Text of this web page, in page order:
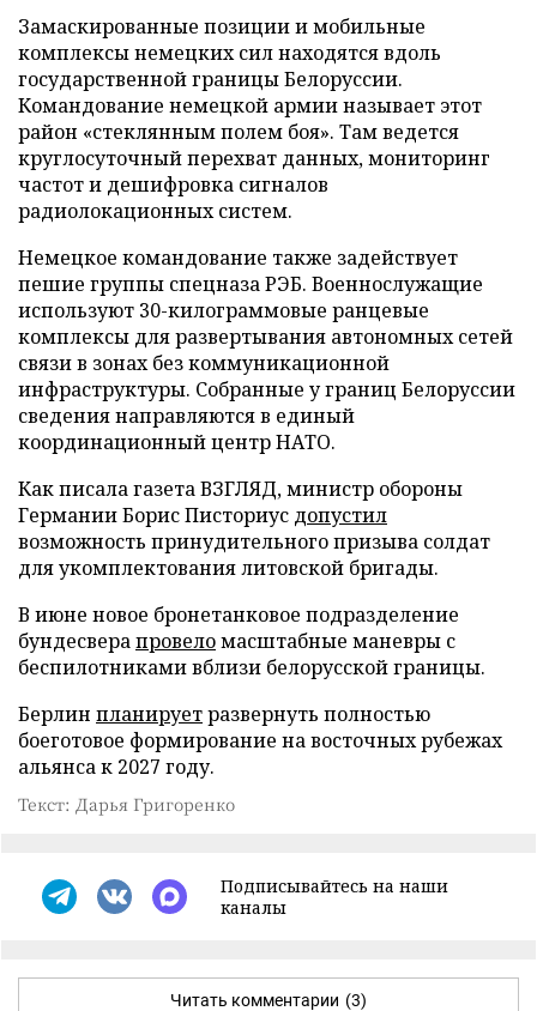
Замаскированные позиции и мобильные
комплексы немецких сил находятся вдоль
государственной границы Белоруссии.
Командование немецкой армии называет этот
район «стеклянным полем боя». Там ведется
круглосуточный перехват данных, мониторинг
частот и дешифровка сигналов
радиолокационных систем.
Немецкое командование также задействует
пешие группы спецназа РЭБ. Военнослужащие
используют 30-килограммовые ранцевые
комплексы для развертывания автономных сетей
связи в зонах без коммуникационной
инфраструктуры. Собранные у границ Белоруссии
сведения направляются в единый
координационный центр НАТО.
Как писала газета ВЗГЛЯД, министр обороны
Германии Борис Писториус допустил
возможность принудительного призыва солдат
для укомплектования литовской бригады.
В июне новое бронетанковое подразделение
бундесверапровеломасштабные маневры с
беспилотниками вблизи белорусской границы.
Берлин планируетразвернуть полностью
боеготовое формирование на восточных рубежах
альянса к 2027 году.
Текст: Дарья Григоренко
Подписывайтесь на наши
каналы
Читать комментарии (3)